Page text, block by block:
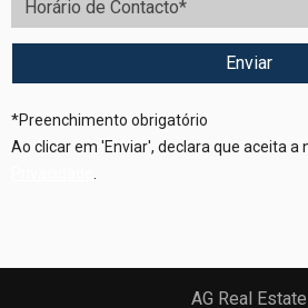
*Preenchimento obrigatório
Ao clicar em 'Enviar', declara que aceita a
AG Real Estate